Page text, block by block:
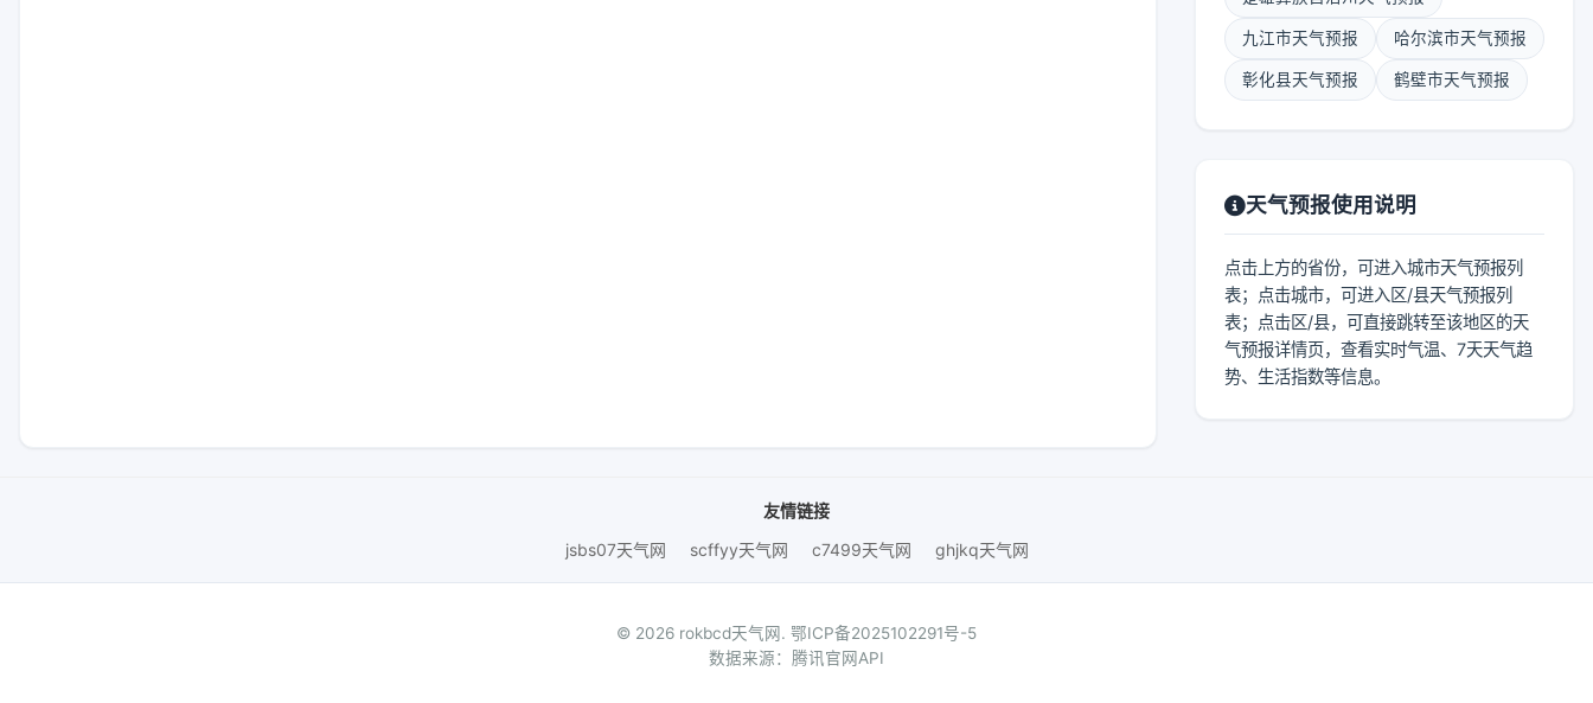
九江市天气预报 哈尔滨市天气预报
彰化县天气预报 鹤壁市天气预报
天气预报使用说明
点击上方的省份，可进入城市天气预报列
表；点击城市，可进入区/县天气预报列
表；点击区/县，可直接跳转至该地区的天
气预报详情页，查看实时气温、7天天气趋
势、生活指数等信息。
友情链接
jsbs07天气网
scffyy天气网 c7499天气网 ghjkq天气网
© 2026 rokbcd天气网. 鄂ICP备2025102291号-5
数据来源：腾讯官网API